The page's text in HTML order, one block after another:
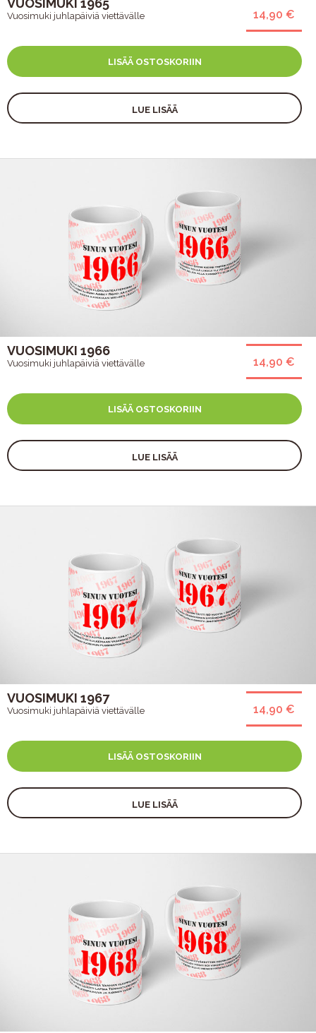
14,90 €
VUOSIMUKI 1965
Vuosimuki juhlapäiviä viettävälle
LISÄÄ OSTOSKORIIN
LUE LISÄÄ
14,90 €
VUOSIMUKI 1966
Vuosimuki juhlapäiviä viettävälle
LISÄÄ OSTOSKORIIN
LUE LISÄÄ
14,90 €
VUOSIMUKI 1967
Vuosimuki juhlapäiviä viettävälle
LISÄÄ OSTOSKORIIN
LUE LISÄÄ